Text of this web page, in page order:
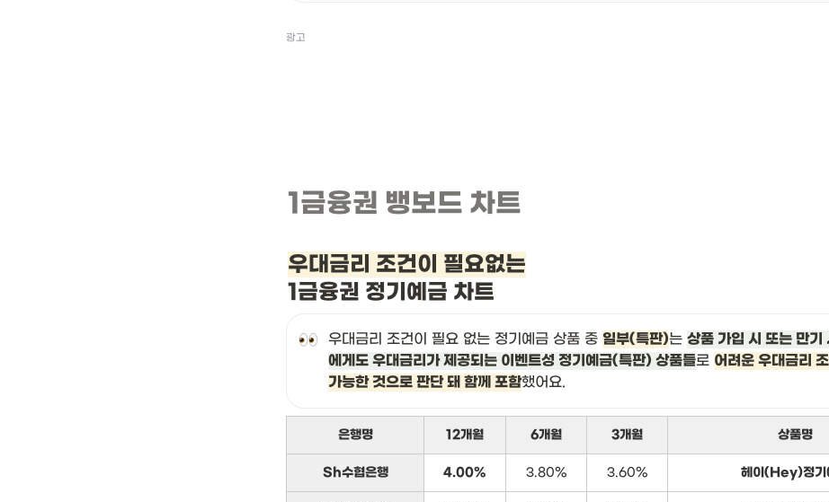
광고
1금융권 뱅보드 차트
우대금리 조건이 필요없는
1금융권 정기예금 차트
우대금리 조건이 필요 없는 정기예금 상품 중 일부(특판)는 상품 가입 시 또는 만기
에게도 우대금리가 제공되는 이벤트성 정기예금(특판) 상품들로 어려운 우대금리
가능한 것으로 판단 돼 함께 포함했어요.
은행명 12개월 6개월 3개월 상품명
Sh수협은행 4.00% 3.80% 3.60% 헤이(Hey)정기